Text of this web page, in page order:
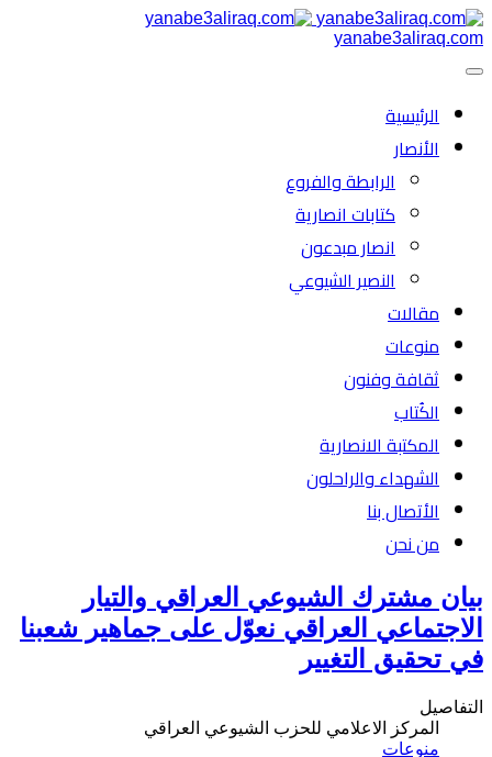
yanabe3aliraq.com
الرئیسية
الأنصار
الرابطة والفروع
كتابات انصارية
انصار مبدعون
النصیر الشیوعي
مقالات
منوعات
ثقافة وفنون
الكُتاب
المكتبة الانصارية
الشهداء والراحلون
الأتصال بنا
من نحن
بيان مشترك الشيوعي العراقي والتيار
الاجتماعي العراقي نعوّل على جماهير شعبنا
في تحقيق التغيير
التفاصيل
المركز الاعلامي للحزب الشيوعي العراقي
منوعات